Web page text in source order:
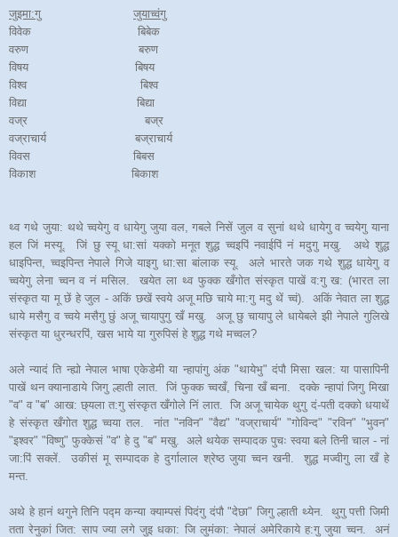
जुइमा:गु
जुयाच्वंगु
विवेक बिबेक
वरुण बरुण
विषय बिषय
विश्व बिश्व
विद्या बिद्या
वज्र बज्र
वज्राचार्य बज्राचार्य
विवस बिबस
विकाश बिकाश
थ्व गथे जुया: थथे च्वयेगु व धायेगु जुया वल, गबले निसें जुल व सुनां थथे धायेगु व च्वयेगु याना
हल जिं मस्यू. जिं छु स्यू धा:सां यक्को मनूत शुद्ध च्वइपिं नवाईपिं नं मदुगु मखु. अथे शुद्ध
धाइपिन्त, च्वइपिन्त नेपाले गिजे याइगु धा:सा बांलाक स्यू. अले भारते जक गथे शुद्ध धायेगु व
च्वयेगु लेना च्वन व नं मसिल. खयेत ला थ्व फुक्क खँगोत संस्कृत पाखें व:गु ख: (भारत ला
संस्कृत या मू छें हे जुल - अकिं छखें स्वये अजू मछि चाये मा:गु मदु थें च्वं). अकिं नेवात ला शुद्ध
धाये मसैगु व च्वये मसैगु छुं अजू चायापुगु खँ मखु. अजू छु चायापु ले धायेबले झी नेपाले गुलिखे
संस्कृत या धुरन्धरपिं, खस भाये या गुरुपिसं हे शुद्ध गथे मच्वल?
अले न्यादं ति न्ह्यो नेपाल भाषा एकेडेमी या न्हापांगु अंक "थायेभु" दंपौ मिसा खल: या पासापिनी
पाखें थन क्यानाडाये जिगु ल्हाती लात. जिं फुक्क च्वखँ, चिना खँ ब्वना. दक्के न्हापां जिगु मिखा
"व" व "ब" आख: छ्यला त:गु संस्कृत खँगोले निं लात. जि अजू चायेक थुगु दं-पती दक्को धयाथें
हे संस्कृत खँगोत शुद्ध च्वया तल. नांत "नविन" "वैद्य" "वज्राचार्य" "गोविन्द" "रविन" "भुवन"
"इश्वर" "विष्णु" फुक्केसं "व" हे दु "ब" मखु. अले थयेक सम्पादक पुचः स्वया बले तिनी चाल - नां
जा:पिं सक्लें. उकीसं मू सम्पादक हे दुर्गालाल श्रेष्ठ जुया च्वन खनी. शुद्ध मज्वीगु ला खँ हे
मन्त.
अथे हे हानं थगुने तिनि पद्म कन्या क्याम्पसं पिदंगु दंपौ "देछा" जिगु ल्हाती थ्येन. थुगु पत्ती जिमी
तता रेनुकां जित: साप ज्या लगे जुइ धका: जि लुमंका: नेपालं अमेरिकाये ह:गु जुया च्वन. अनं